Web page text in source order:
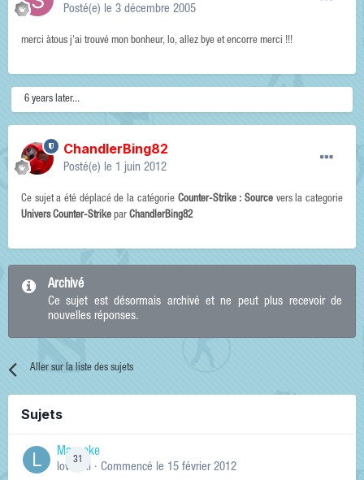
Posté(e) le 3 décembre 2005
merci àtous j'ai trouvé mon bonheur, lo, allez bye et encorre merci !!!
6 years later...
ChandlerBing82
Posté(e) le 1 juin 2012
Ce sujet a été déplacé de la catégorie Counter-Strike : Sourcevers la categorie
Univers Counter-Strike par ChandlerBing82
Archivé
Ce sujet est désormais archivé et ne peut plus recevoir de
nouvelles réponses.
Aller sur la liste des sujets
Sujets
31
Manneke
lowskill · Commencé le 15 février 2012